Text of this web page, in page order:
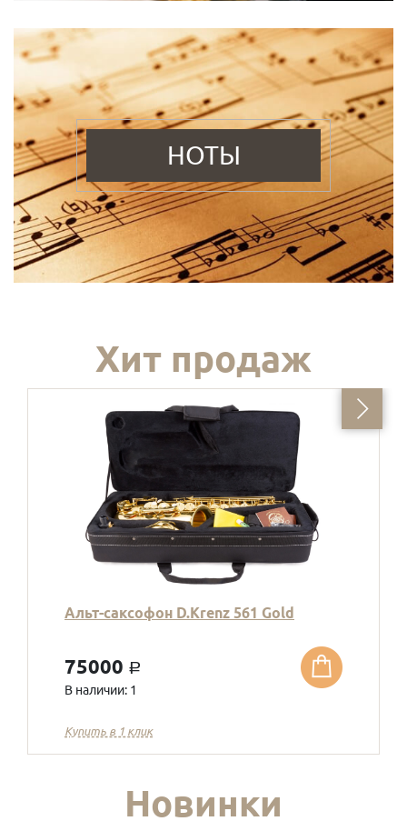
НОТЫ
Хит продаж
Альт-саксофон D.Krenz 561 Gold
75000 a
В наличии: 1
Купить в 1 клик
Новинки